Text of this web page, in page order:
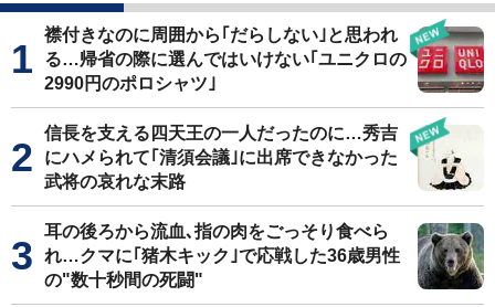
襟付きなのに周囲から｢だらしない｣と思われ
る…帰省の際に選んではいけない｢ユニクロの
2990円のポロシャツ｣
信長を支える四天王の一人だったのに…秀吉
にハメられて｢清須会議｣に出席できなかった
武将の哀れな末路
耳の後ろから流血､指の肉をごっそり食べら
れ…クマに｢猪木キック｣で応戦した36歳男性
の"数十秒間の死闘"